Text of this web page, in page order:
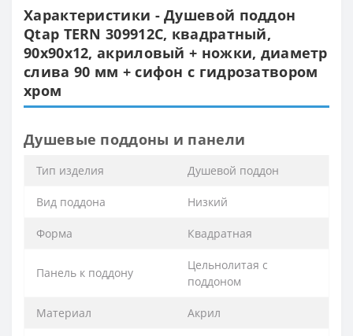
Характеристики - Душевой поддон
Qtap TERN 309912C, квадратный,
90x90x12, акриловый + ножки, диаметр
слива 90 мм + сифон с гидрозатвором
хром
Душевые поддоны и панели
Тип изделия Душевой поддон
Вид поддона Низкий
Форма Квадратная
Панель к поддону
Цельнолитая с
поддоном
Материал Акрил